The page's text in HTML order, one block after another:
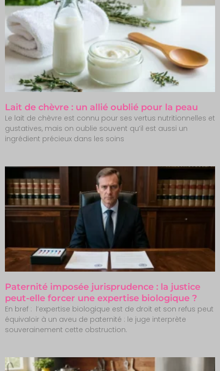
Lait de chèvre : un allié oublié pour la peau
Le lait de chèvre est connu pour ses vertus nutritionnelles et
gustatives, mais on oublie souvent qu’il est aussi un
ingrédient précieux dans les soins
Paternité imposée jurisprudence : la justice
peut-elle forcer une expertise biologique ?
En bref : l’expertise biologique est de droit et son refus peut
équivaloir à un aveu de paternité : le juge interprète
souverainement cette obstruction.